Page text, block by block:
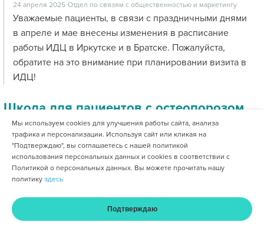
24 апреля 2025 Отдел по связям с общественностью и маркетингу
Уважаемые пациенты, в связи с праздничными днями
в апреле и мае внесены изменения в расписание
работы ИДЦ в Иркутске и в Братске. Пожалуйста,
обратите на это внимание при планировании визита в
ИДЦ!
Школа для пациентов с остеопорозом
17 апреля 2025 Отдел по связям с общественностью и маркетингу
Главная Услуги и цены Оплата Кабинет
Мы используем cookies для улучшения работы сайта, анализа
трафика и персонализации. Используя сайт или кликая на
"Подтверждаю", вы соглашаетесь с нашей политикой
использования персональных данных и cookies в соответствии с
Политикой о персональных данных. Вы можете прочитать нашу
политику здесь
Подтверждаю